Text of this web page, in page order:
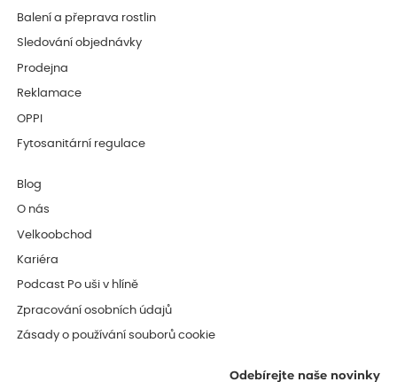
Balení a přeprava rostlin
Sledování objednávky
Prodejna
Reklamace
OPPI
Fytosanitární regulace
Blog
O nás
Velkoobchod
Kariéra
Podcast Po uši v hlíně
Zpracování osobních údajů
Zásady o používání souborů cookie
Odebírejte naše novinky